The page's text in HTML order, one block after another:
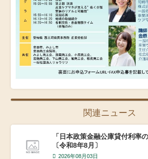
関連ニュース
「日本政策金融公庫貸付利率
〔令和8年8月〕
2026年08月03日